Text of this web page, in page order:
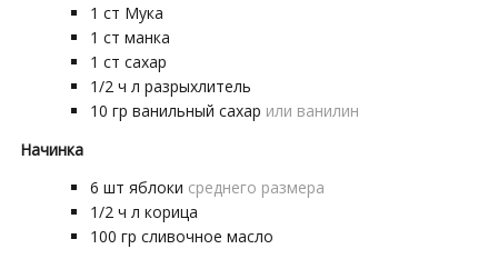
1 ст Мука
1 ст манка
1 ст сахар
1/2 ч л разрыхлитель
10 гр ванильный сахар или ванилин
Начинка
6 шт яблоки среднего размера
1/2 ч л корица
100 гр сливочное масло